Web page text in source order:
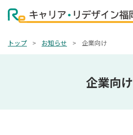
トップ > お知らせ > 企業向け
企業向け